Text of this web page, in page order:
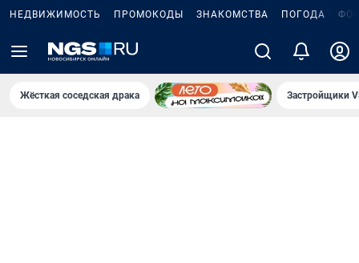
НЕДВИЖИМОСТЬ ПРОМОКОДЫ ЗНАКОМСТВА ПОГОДА
Жёсткая соседская драка Застройщики